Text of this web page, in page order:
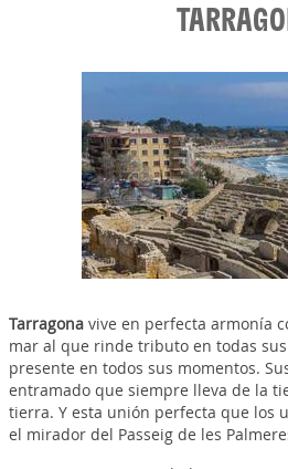
Tarragonavive en perfecta armonía
mar al que rinde tributo en todas
presente en todos sus momentos.
entramado que siempre lleva de la
tierra. Y esta unión perfecta que los
el mirador del Passeig de les